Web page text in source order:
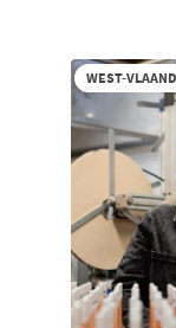
WEST-